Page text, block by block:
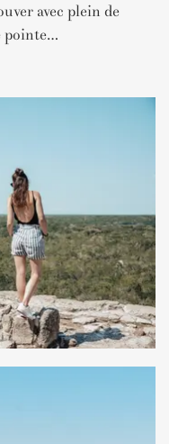
avec plein de
pointe…